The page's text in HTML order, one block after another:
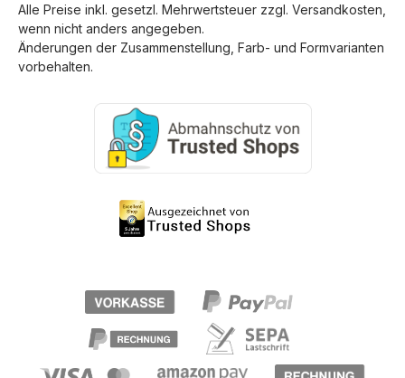
Alle Preise inkl. gesetzl. Mehrwertsteuer zzgl. Versandkosten
wenn nicht anders angegeben.
Änderungen der Zusammenstellung, Farb- und Formvarianten
vorbehalten.